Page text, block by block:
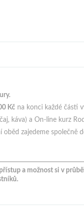
.
Kč na konci každé části
káva) a On-line kurz
zajedeme společně
a možnost si v